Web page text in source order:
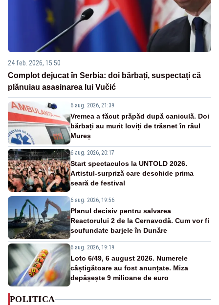
24 feb. 2026, 15:50
Complot dejucat în Serbia: doi bărbați, suspectați că
plănuiau asasinarea lui Vučić
6 aug. 2026, 21:39
Vremea a făcut prăpăd după caniculă. Doi
bărbați au murit loviți de trăsnet în râul
Mureș
6 aug. 2026, 20:17
Start spectaculos la UNTOLD 2026.
Artistul-surpriză care deschide prima
seară de festival
6 aug. 2026, 19:56
Planul decisiv pentru salvarea
Reactorului 2 de la Cernavodă. Cum vor fi
scufundate barjele în Dunăre
6 aug. 2026, 19:19
Loto 6/49, 6 august 2026. Numerele
câștigătoare au fost anunțate. Miza
depășește 9 milioane de euro
POLITICA